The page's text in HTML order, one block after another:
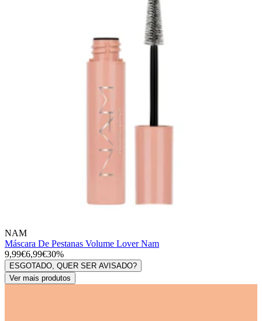
NAM
Máscara De Pestanas Volume Lover Nam
9,99€6,99€30%
ESGOTADO, QUER SER AVISADO?
Ver mais produtos